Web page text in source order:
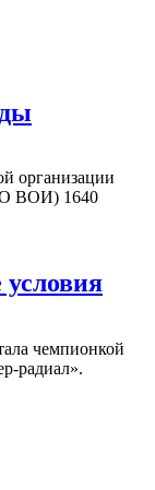
организации
ВОИ) 1640
чемпионкой
радиал».